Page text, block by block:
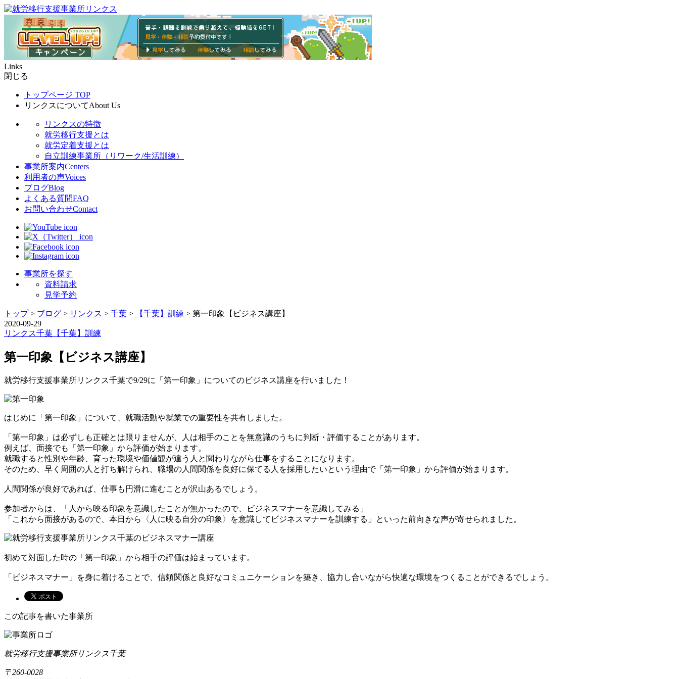
Links
閉じる
トップページ TOP
リンクスについてAbout Us
リンクスの特徴
就労移行支援とは
就労定着支援とは
自立訓練事業所（リワーク/生活訓練）
事業所案内Centers
利用者の声Voices
ブログBlog
よくある質問FAQ
お問い合わせContact
事業所を探す
資料請求
見学予約
トップ> ブログ > リンクス > 千葉 > 【千葉】訓練 > 第一印象【ビジネス講座】
2020-09-29
リンクス千葉 【千葉】訓練
第一印象【ビジネス講座】
就労移行支援事業所リンクス千葉で9/29に「第一印象」についてのビジネス講座を行いました！
はじめに「第一印象」について、就職活動や就業での重要性を共有しました。
「第一印象」は必ずしも正確とは限りませんが、人は相手のことを無意識のうちに判断・評価することがあります。
例えば、面接でも「第一印象」から評価が始まります。
就職すると性別や年齢、育った環境や価値観が違う人と関わりながら仕事をすることになります。
そのため、早く周囲の人と打ち解けられ、職場の人間関係を良好に保てる人を採用したいという理由で「第一印象」から評価が始まります。
人間関係が良好であれば、仕事も円滑に進むことが沢山あるでしょう。
参加者からは、「人から映る印象を意識したことが無かったので、ビジネスマナーを意識してみる」
「これから面接があるので、本日から〈人に映る自分の印象〉を意識してビジネスマナーを訓練する」といった前向きな声が寄せられました。
初めて対面した時の「第一印象」から相手の評価は始まっています。
「ビジネスマナー」を身に着けることで、信頼関係と良好なコミュニケーションを築き、協力し合いながら快適な環境をつくることができるでしょう。
この記事を書いた事業所
就労移行支援事業所リンクス千葉
〒260-0028